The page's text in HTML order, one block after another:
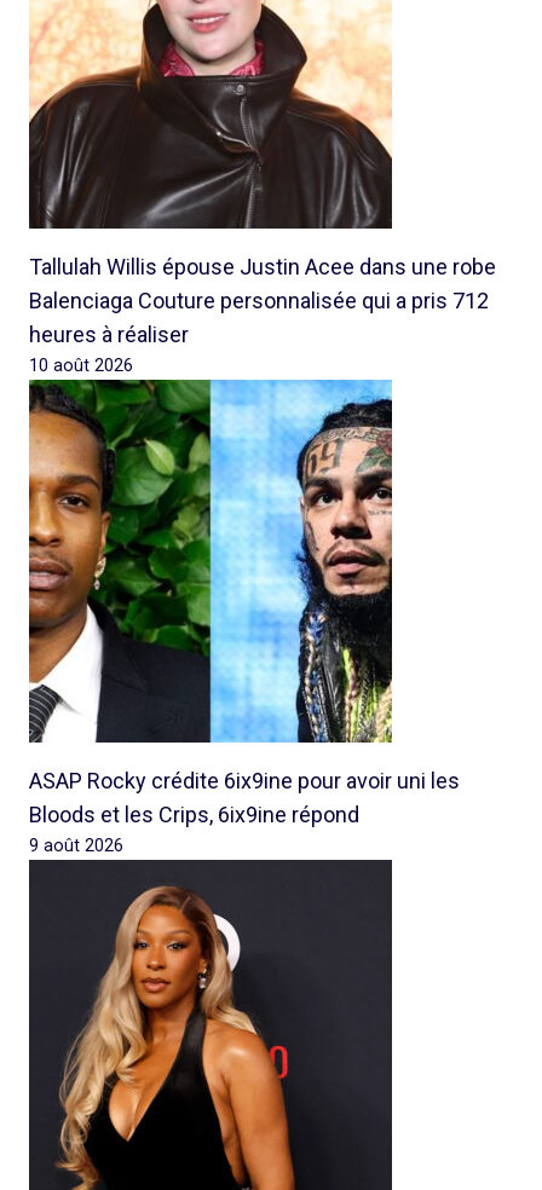
Tallulah Willis épouse Justin Acee dans une robe
Balenciaga Couture personnalisée qui a pris 712
heures à réaliser
10 août 2026
ASAP Rocky crédite 6ix9ine pour avoir uni les
Bloods et les Crips, 6ix9ine répond
9 août 2026